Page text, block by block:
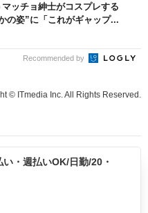
ッチョ紳士がコスプレする
姿”に「これがギャップ...
Recommended by
© ITmedia Inc. All Rights Reserved.
・週払いOK/日勤/20・